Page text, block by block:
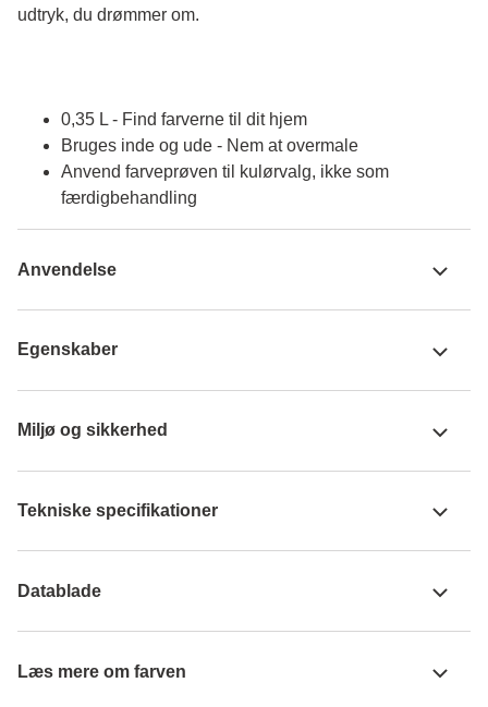
udtryk, du drømmer om.
0,35 L - Find farverne til dit hjem
Bruges inde og ude - Nem at overmale
Anvend farveprøven til kulørvalg, ikke som
færdigbehandling
Anvendelse
Egenskaber
Miljø og sikkerhed
Tekniske specifikationer
Datablade
Læs mere om farven